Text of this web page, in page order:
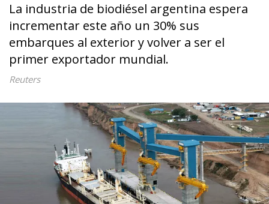
La industria de biodiésel argentina espera
incrementar este año un 30% sus
embarques al exterior y volver a ser el
primer exportador mundial.
Reuters